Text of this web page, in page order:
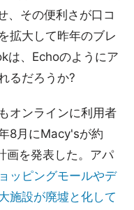
、その便利さが口コ
拡大して昨年のブレ
は、Echoのようにア
るだろうか?
オンラインに利用者
8月にMacy'sが約
画を発表した。アパ
ッピングモールやデ
施設が廃墟と化して